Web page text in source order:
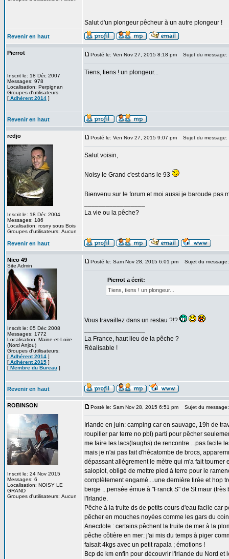
Salut d'un plongeur pêcheur à un autre plongeur !
Revenir en haut
Pierrot
Inscrit le: 18 Déc 2007
Messages: 978
Localisation: Perpignan
Groupes d'utilisateurs:
[ Adhérent 2014 ]
Posté le: Ven Nov 27, 2015 8:18 pm Sujet du message:
Tiens, tiens ! un plongeur...
Revenir en haut
redjo
Inscrit le: 18 Déc 2004
Messages: 186
Localisation: rosny sous Bois
Groupes d'utilisateurs: Aucun
Posté le: Ven Nov 27, 2015 9:07 pm Sujet du message:
Salut voisin,
Noisy le Grand c'est dans le 93
Bienvenu sur le forum et moi aussi je baroude
La vie ou la pêche?
Revenir en haut
Nico 49
Site Admin
Inscrit le: 05 Déc 2008
Messages: 1772
Localisation: Maine-et-Loire
(Nord Anjou)
Groupes d'utilisateurs:
[ Adhérent 2014 ]
[ Adhérent 2015 ]
[ Membre du Bureau ]
Posté le: Sam Nov 28, 2015 6:01 pm Sujet du message:
Pierrot a écrit:
Tiens, tiens ! un plongeur...
Vous travaillez dans un restau ?!?
La France, haut lieu de la pêche ?
Réalisable !
Revenir en haut
ROBINSON
Inscrit le: 24 Nov 2015
Messages: 6
Localisation: NOISY LE
GRAND
Groupes d'utilisateurs: Aucun
Posté le: Sam Nov 28, 2015 6:51 pm Sujet du
Irlande en juin: camping car en sauvage, 19h de
roupiller par terre no pbl) parti pour pêcher
me faire les lacs(laughs) de rencontre ...pas facile
mais je n'ai pas fait d'hécatombe de brocs,
dépassant allègrement le mètre qui m'a fait
salopiot, obligé de mettre pied à terre pour le
complètement engamé....une dernière tirée et hop
berge ...pensée émue à "Franck S" de St maur
l'Irlande.
Pêche à la truite ds de petits cours d'eau facile car
pêcher en mouches noyées comme les gars du
Anecdote : certains pêchent la truite de mer à la
pêche côtière en mer: j'ai mis du temps à piger
faisait 4kgs avec un petit rapala ; émotions !
Bcp de km enfin pour découvrir l'Irlande du Nord